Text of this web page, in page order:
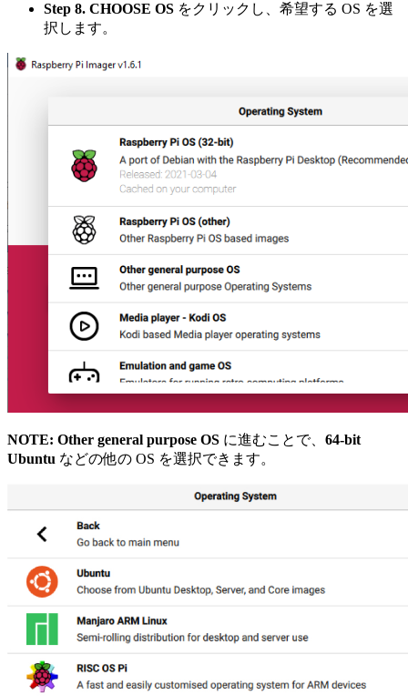
Step 8. CHOOSE OS をクリックし、希望する OS を選
択します。
NOTE: Other general purpose OS に進むことで、 64-bit
Ubuntu などの他の OS を選択できます。